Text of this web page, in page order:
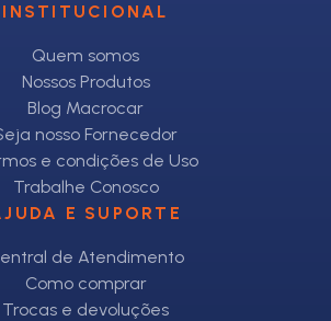
INSTITUCIONAL
Quem somos
Nossos Produtos
Blog Macrocar
nosso Fornecedor
e condições de Uso
Trabalhe Conosco
E SUPORTE
de Atendimento
Como comprar
Trocas e devoluções